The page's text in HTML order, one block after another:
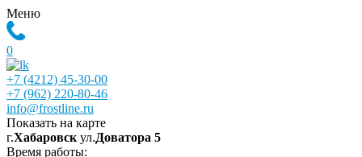
Меню
0
+7 (4212) 45-30-00
+7 (962) 220-80-46
info@frostline.ru
Показать на карте
г.Хабаровск ул.Доватора 5
Время работы: